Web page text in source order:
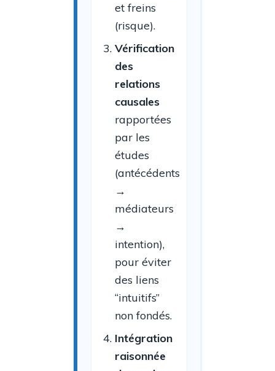
et freins
(risque).
Vérification
des
relations
causales
rapportées
par les
études
(antécédents
→
médiateurs
→
intention),
pour éviter
des liens
“intuitifs”
non fondés.
Intégration
raisonnée